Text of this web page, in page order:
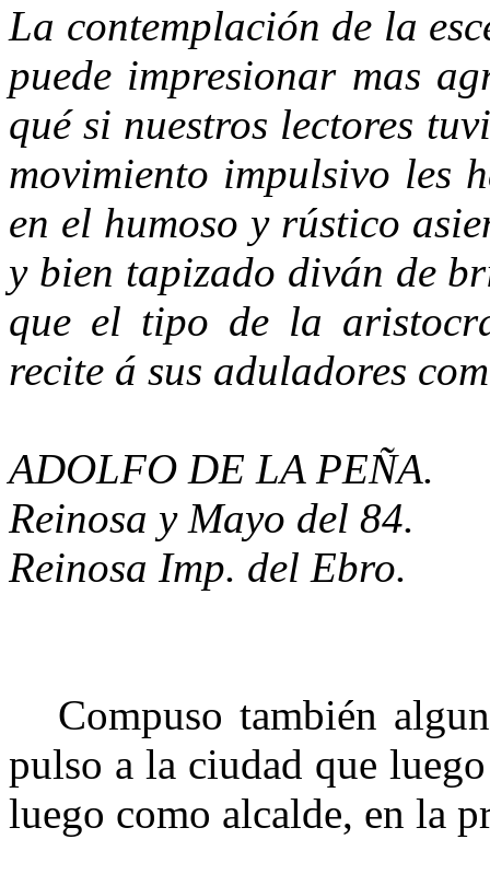
La contemplación de la
puede impresionar mas
qué si nuestros lectores
movimiento impulsivo les
en el humoso y rústico
y bien tapizado diván de
que el tipo de la
recite á sus aduladores
ADOLFO DE LA PEÑA.
Reinosa y Mayo del 84.
Reinosa Imp. del Ebro.
Compuso también
pulso a la ciudad que
luego como alcalde, en la